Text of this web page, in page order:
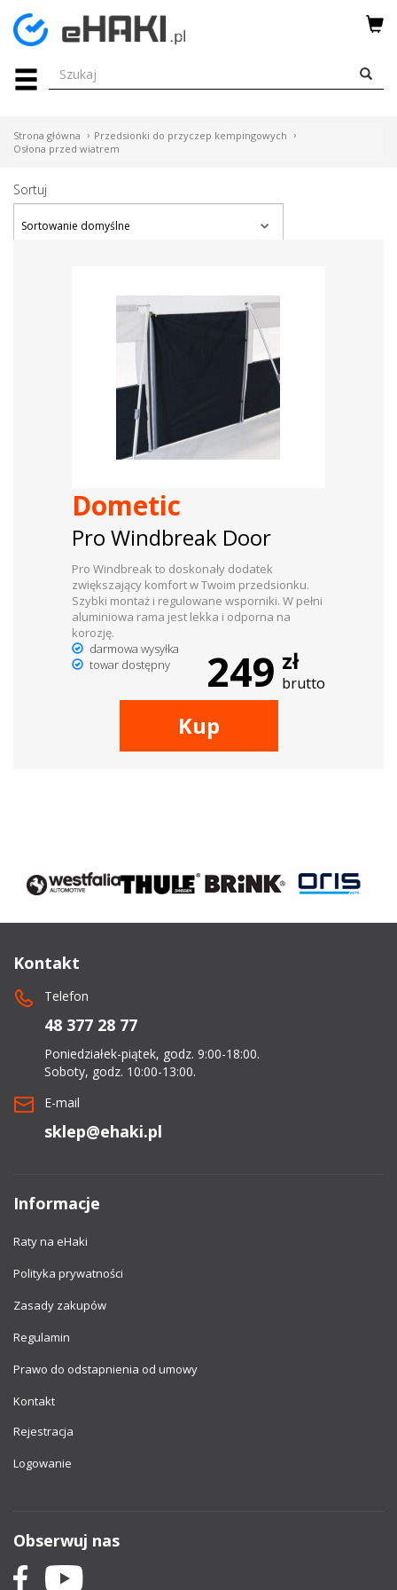
Menu
HAKI
WIĄZKI
ELEKTRYCZNE
Przyczepy
samochodowe
Strona główna
Przedsionki do przyczep kempingowych
Osłona przed wiatrem
Sortuj
Dometic
Pro Windbreak Door
Pro Windbreak to doskonały dodatek
zwiększający komfort w Twoim przedsionku.
Szybki montaż i regulowane wsporniki. W pełni
aluminiowa rama jest lekka i odporna na
korozję.
darmowa wysyłka
towar dostępny
249 zł
brutto
Kup
Kontakt
Telefon
48 377 28 77
Poniedziałek-piątek, godz. 9:00-18:00.
Soboty, godz. 10:00-13:00.
E-mail
sklep@ehaki.pl
Informacje
Raty na eHaki
Polityka prywatności
Zasady zakupów
Regulamin
Prawo do odstapnienia od umowy
Kontakt
Rejestracja
Logowanie
Obserwuj nas